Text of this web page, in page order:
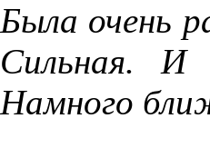
Была очень
Сильная. И
Намного